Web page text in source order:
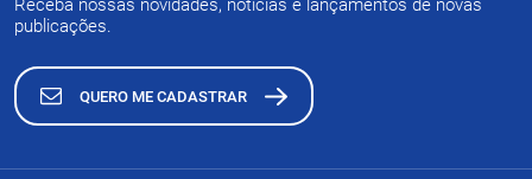
Receba nossas novidades, notícias e lançamentos de novas
publicações.
QUERO ME CADASTRAR